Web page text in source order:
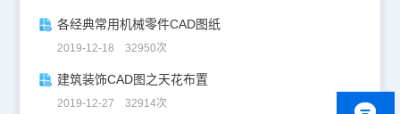
各经典常用机械零件CAD图纸
2019-12-18 32950次
建筑装饰CAD图之天花布置
2019-12-27 32914次